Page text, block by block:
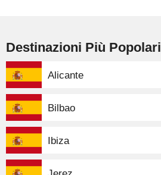
Destinazioni Più Popolari
Alicante
Bilbao
Ibiza